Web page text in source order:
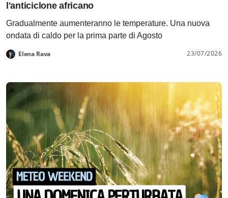
l'anticiclone africano
Gradualmente aumenteranno le temperature. Una nuova
ondata di caldo per la prima parte di Agosto
Elena Rava 23/07/2026